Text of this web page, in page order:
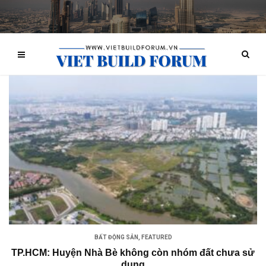
BẤT ĐỘNG SẢN, FEATURED
TP.HCM: Huyện Nhà Bè không còn nhóm đất chưa sử